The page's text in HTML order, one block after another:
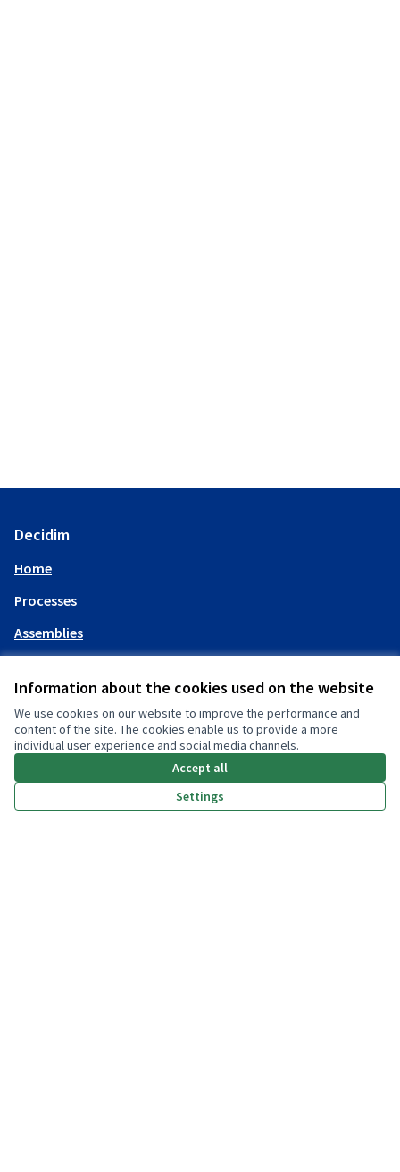
Information about the cookies used on the website
We use cookies on our website to improve the performance and
content of the site. The cookies enable us to provide a more
individual user experience and social media channels.
Accept all
Settings
Decidim
Home
Processes
Assemblies
My account
Log in